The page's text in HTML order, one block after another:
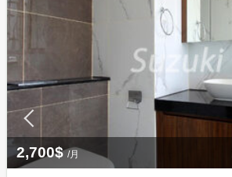
2,700$ /月